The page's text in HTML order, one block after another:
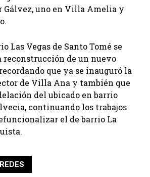
Gálvez, uno en Villa Amelia y
Las Vegas de Santo Tomé se
de un nuevo
que ya se inauguró la
de Villa Ana y también que
del ubicado en barrio
continuando los trabajos
el de barrio La